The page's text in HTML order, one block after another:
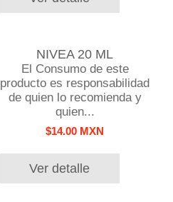
NIVEA 20 ML
El Consumo de este
producto es responsabilidad
de quien lo recomienda y
quien...
$14.00 MXN
Ver detalle